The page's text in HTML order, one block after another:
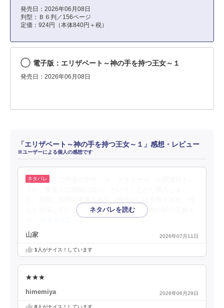
発売日：2026年06月08日
判型：Ｂ６判／156ページ
定価：924円（本体840円＋税）
電子版：エリザベート～神の手を持つ王女～１
発売日：2026年06月08日
「エリザベート～神の手を持つ王女～１」感想・レビュー
※ユーザーによる個人の感想です
人か登場しているようです。フランス大革命の際の王妹エ
山家 2026年07月11日
1 人がナイス！しています
★★★
himemiya 2026年06月29日
0人がナイス！しています